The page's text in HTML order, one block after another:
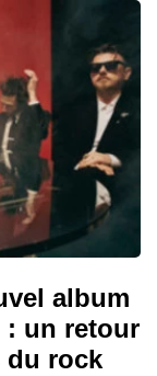
album
: un retour
du rock